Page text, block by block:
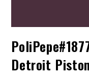
Detroit